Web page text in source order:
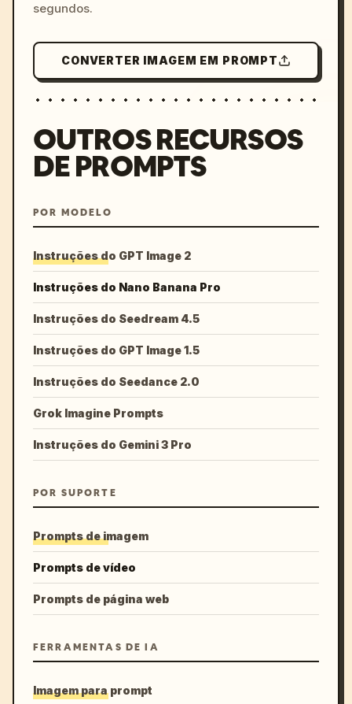
segundos.
CONVERTER IMAGEM EM PROMPT
OUTROS RECURSOS
DE PROMPTS
POR MODELO
Instruções do GPT Image 2
Instruções do Nano Banana Pro
Instruções do Seedream 4.5
Instruções do GPT Image 1.5
Instruções do Seedance 2.0
Grok Imagine Prompts
Instruções do Gemini 3 Pro
POR SUPORTE
Prompts de imagem
Prompts de vídeo
Prompts de página web
FERRAMENTAS DE IA
Imagem para prompt